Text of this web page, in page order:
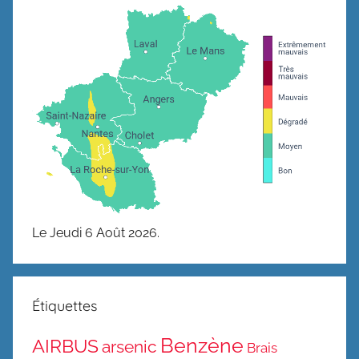
Le Jeudi 6 Août 2026.
Étiquettes
AIRBUSarsenic Benzène Brais